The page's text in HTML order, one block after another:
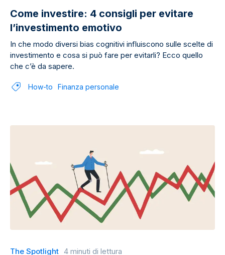
Come investire: 4 consigli per evitare
l’investimento emotivo
In che modo diversi bias cognitivi influiscono sulle scelte di
investimento e cosa si può fare per evitarli? Ecco quello
che c’è da sapere.
How-to Finanza personale
The Spotlight 4 minuti di lettura